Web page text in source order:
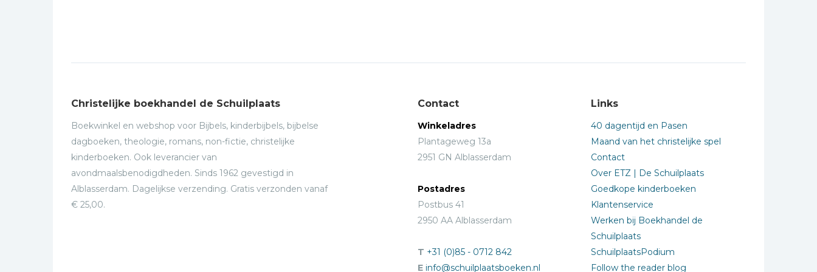
Christelijke boekhandel de Schuilplaats
Boekwinkel en webshop voor Bijbels, kinderbijbels, bijbelse
dagboeken, theologie, romans, non-fictie, christelijke
kinderboeken. Ook leverancier van
avondmaalsbenodigdheden. Sinds 1962 gevestigd in
Alblasserdam. Dagelijkse verzending. Gratis verzonden vanaf
€ 25,00.
Contact
Winkeladres
Plantageweg 13a
2951 GN Alblasserdam
Postadres
Postbus 41
2950 AA Alblasserdam
T +31 (0)85 - 0712 842
E info@schuilplaatsboeken.nl
Links
40 dagentijd en Pasen
Maand van het christelijke spel
Contact
Over ETZ | De Schuilplaats
Goedkope kinderboeken
Klantenservice
Werken bij Boekhandel de
Schuilplaats
SchuilplaatsPodium
Follow the reader blog